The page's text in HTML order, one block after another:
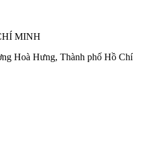
MINH
Hoà Hưng, Thành phố Hồ Chí